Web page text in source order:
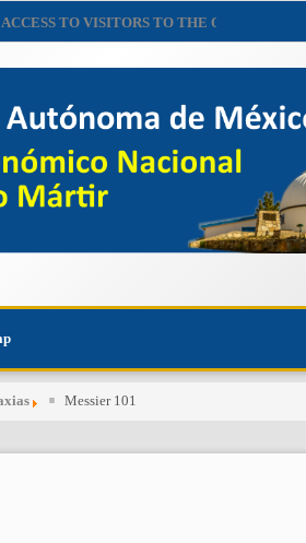
TO VISITORS TO THE OBSERVATORY
Messier 101